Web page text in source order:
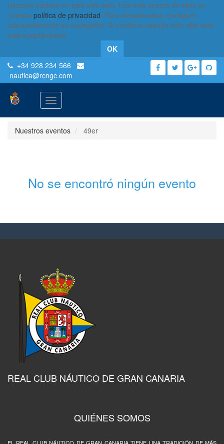
Usamos cookies en este sitio web. Lea más acerca de ellas en
nuestra política de privacidad. Para desactivarlas, configure
adecuadamente su navegador. Si continúa usando este sitio web,
está aceptándolas.
OK
+34 928 234 566
nautica@rcngc.com
Activar
navegación
Nuestros eventos
49er
No se encontró ningún evento
REAL CLUB NÁUTICO DE GRAN CANARIA
QUIÉNES SOMOS